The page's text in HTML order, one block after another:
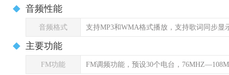
音频性能
音频格式 支持MP3和WMA格式播放，支持歌词同步显
主要功能
FM功能 FM调频功能，预设30个电台，